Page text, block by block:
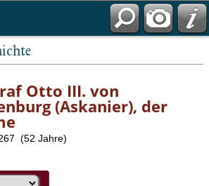
Otto III. von
(Askanier), der
(52 Jahre)